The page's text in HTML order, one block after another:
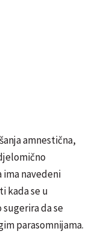
amnestična,
ima navedeni
kada se u
da se
parasomnijama.